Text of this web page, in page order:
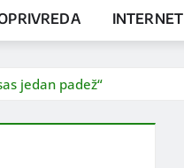
INTERNET
jedan padež“